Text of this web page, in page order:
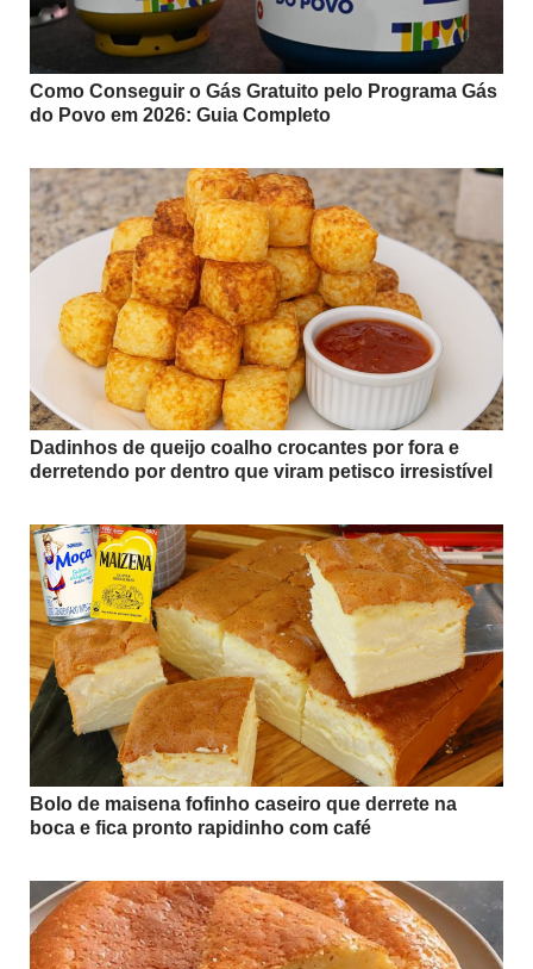
Como Conseguir o Gás Gratuito pelo Programa Gás
do Povo em 2026: Guia Completo
Dadinhos de queijo coalho crocantes por fora e
derretendo por dentro que viram petisco irresistível
Bolo de maisena fofinho caseiro que derrete na
boca e fica pronto rapidinho com café